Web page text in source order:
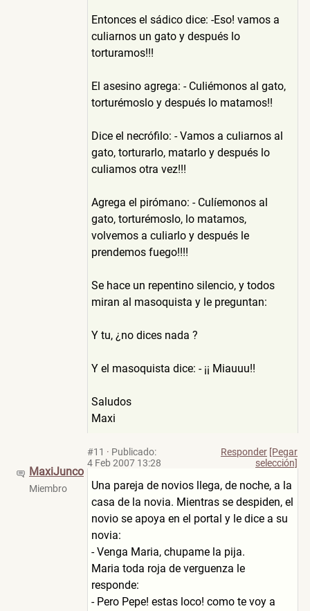
Entonces el sádico dice: -Eso! vamos a
culiarnos un gato y después lo
torturamos!!!
El asesino agrega: - Culiémonos al gato,
torturémoslo y después lo matamos!!
Dice el necrófilo: - Vamos a culiarnos al
gato, torturarlo, matarlo y después lo
culiamos otra vez!!!
Agrega el pirómano: - Culíemonos al
gato, torturémoslo, lo matamos,
volvemos a culiarlo y después le
prendemos fuego!!!!
Se hace un repentino silencio, y todos
miran al masoquista y le preguntan:
Y tu, ¿no dices nada ?
Y el masoquista dice: - ¡¡ Miauuu!!
Saludos
Maxi
MaxiJunco
Miembro
#11 · Publicado:
4 Feb 2007 13:28
Responder [Pegar
selección]
Una pareja de novios llega, de noche, a la
casa de la novia. Mientras se despiden, el
novio se apoya en el portal y le dice a su
novia:
- Venga Maria, chupame la pija.
Maria toda roja de verguenza le
responde:
- Pero Pepe! estas loco! como te voy a